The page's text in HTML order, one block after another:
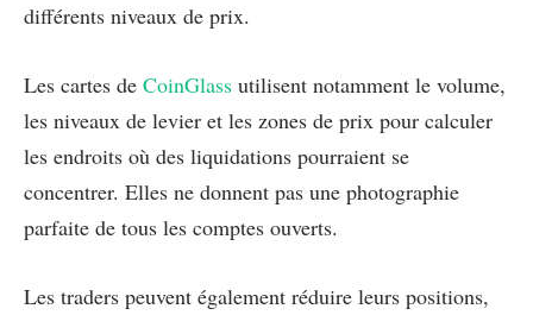
différents niveaux de prix.
Les cartes de CoinGlass utilisent notamment le volume,
les niveaux de levier et les zones de prix pour calculer
les endroits où des liquidations pourraient se
concentrer. Elles ne donnent pas une photographie
parfaite de tous les comptes ouverts.
Les traders peuvent également réduire leurs positions,